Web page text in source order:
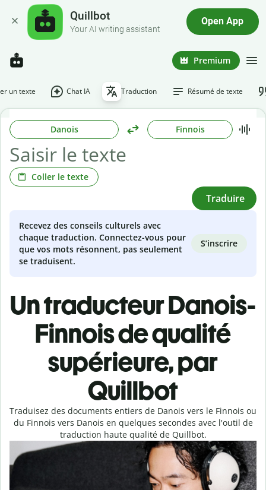
Quillbot
Your AI writing assistant
Open App
Premium
un texte Chat IA Traduction Résumé de texte
Danois Finnois
Coller le texte
Traduire
Recevez des conseils culturels avec
chaque traduction. Connectez-vous pour
que vos mots résonnent, pas seulement
se traduisent.
S’inscrire
Un traducteur Danois-
Finnois de qualité
supérieure, par
Quillbot
Traduisez des documents entiers de Danois vers le Finnois ou
du Finnois vers Danois en quelques secondes avec l'outil de
traduction haute qualité de Quillbot.